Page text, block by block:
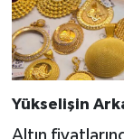
Yükselişin